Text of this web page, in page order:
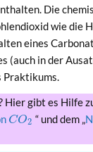
Die
wie die
eines
(auch in der
Praktikums.
gibt es Hilfe
CO2 “ und dem „